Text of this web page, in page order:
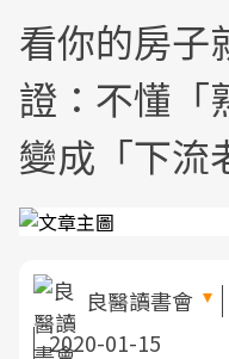
看你的房子
證：不懂「
變成「下流
良醫讀書會
2020-01-15